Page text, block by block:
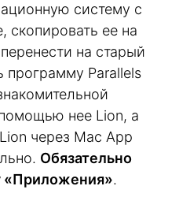
систему с
скопировать ее на
на старый
программу Parallels
нее Lion, а
через Mac App
Обязательно
«Приложения».